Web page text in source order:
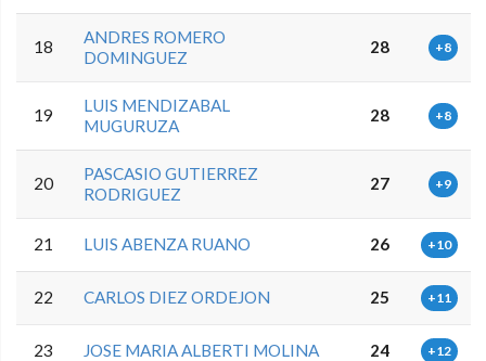
18
ANDRES ROMERO
DOMINGUEZ
28 +8
19
LUIS MENDIZABAL
MUGURUZA
28 +8
20
PASCASIO GUTIERREZ
RODRIGUEZ
27 +9
21 LUIS ABENZA RUANO 26 +10
22 CARLOS DIEZ ORDEJON 25 +11
23 JOSE MARIA ALBERTI MOLINA 24 +12